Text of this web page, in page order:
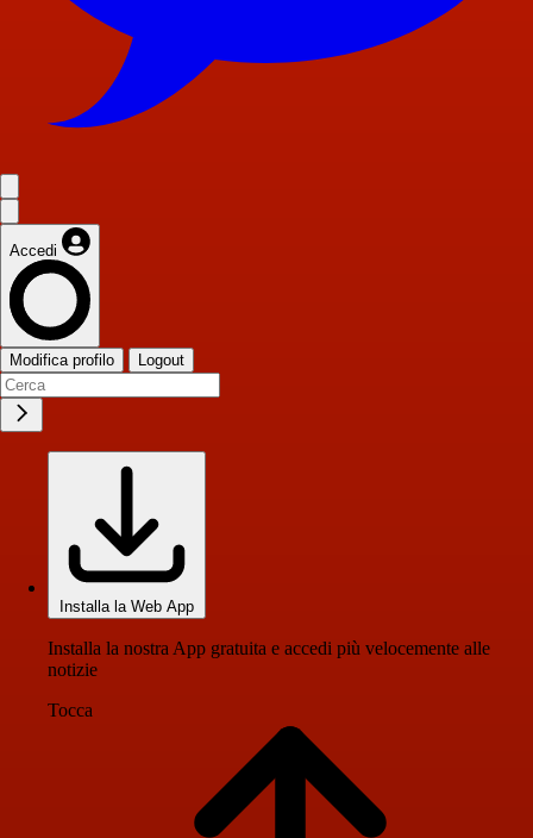
Accedi
Modifica profilo Logout
Installa la Web App
Installa la nostra App gratuita e accedi più velocemente alle
notizie
Tocca